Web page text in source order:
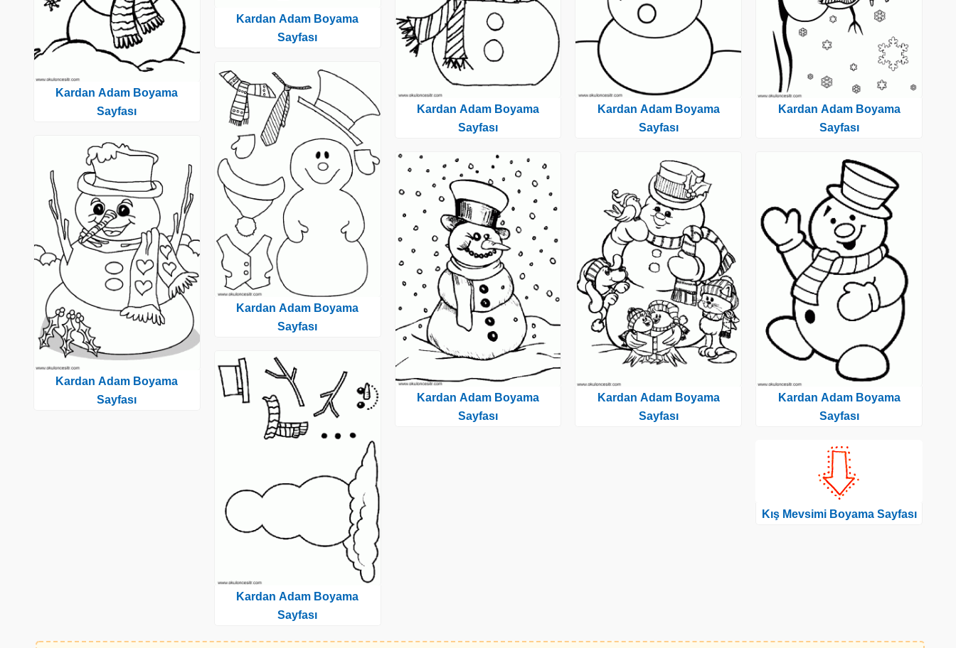
Kardan Adam Boyama
Sayfası
Kardan Adam Boyama
Sayfası
Kardan Adam Boyama
Sayfası
Kardan Adam Boyama
Sayfası
Kardan Adam Boyama
Sayfası
Kardan Adam Boyama
Sayfası
Kardan Adam Boyama
Sayfası
Kardan Adam Boyama
Sayfası
Kardan Adam Boyama
Sayfası
Kardan Adam Boyama
Sayfası
Kardan Adam Boyama
Sayfası
Kış Mevsimi Boyama Sayfası